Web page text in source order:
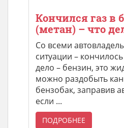
Кончился газ в
(метан) – что
Со всеми
ситуации –
дело – бензин, это
можно раздобыть
бензобак, заправив
если ...
ПОДРОБНЕЕ